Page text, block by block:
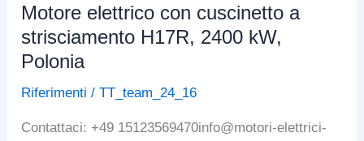
Motore elettrico con cuscinetto a
strisciamento H17R, 2400 kW,
Polonia
Riferimenti /TT_team_24_16
Contattaci: +49 15123569470info@motori-elettrici-